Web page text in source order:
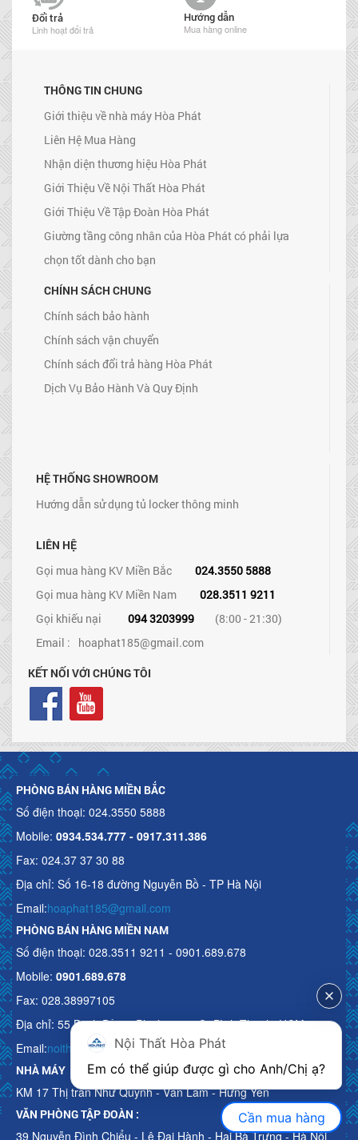
Đổi trả
Linh hoạt đổi trả
Hướng dẫn
Mua hàng online
THÔNG TIN CHUNG
Giới thiệu về nhà máy Hòa Phát
Liên Hệ Mua Hàng
Nhận diện thương hiệu Hòa Phát
Giới Thiệu Về Nội Thất Hòa Phát
Giới Thiệu Về Tập Đoàn Hòa Phát
Giường tầng công nhân của Hòa Phát có phải lựa
chọn tốt dành cho bạn
CHÍNH SÁCH CHUNG
Chính sách bảo hành
Chính sách vận chuyển
Chính sách đổi trả hàng Hòa Phát
Dịch Vụ Bảo Hành Và Quy Định
HỆ THỐNG SHOWROOM
Hướng dẫn sử dụng tủ locker thông minh
LIÊN HỆ
Gọi mua hàng KV Miền Bắc
024.3550 5888
Gọi mua hàng KV Miền Nam
028.3511 9211
Gọi khiếu nại
094 3203999
(8:00 - 21:30)
Email : hoaphat185@gmail.com
KẾT NỐI VỚI CHÚNG TÔI
PHÒNG BÁN HÀNG MIỀN BẮC
Số điện thoại: 024.3550 5888
Mobile: 0934.534.777 - 0917.311.386
Fax: 024.37 37 30 88
Địa chỉ: Số 16-18 đường Nguyễn Bồ - TP Hà Nội
Email:hoaphat185@gmail.com
PHÒNG BÁN HÀNG MIỀN NAM
Số điện thoại: 028.3511 9211 - 0901.689.678
Mobile: 0901.689.678
Fax: 028.38997105
Địa chỉ: 55 Bạch Đằng, Phường 15, Q. Bình Thạnh, HCM
Email:noithathoaphattot@gmail.com
NHÀ MÁY
KM 17 Thị trấn Như Quỳnh - Văn Lâm - Hưng Yên
VĂN PHÒNG TẬP ĐOÀN :
39 Nguyễn Đình Chiểu - Lê Đại Hành - Hai Bà Trưng - Hà Nội
Nội Thất Hòa Phát
Cần mua hàng